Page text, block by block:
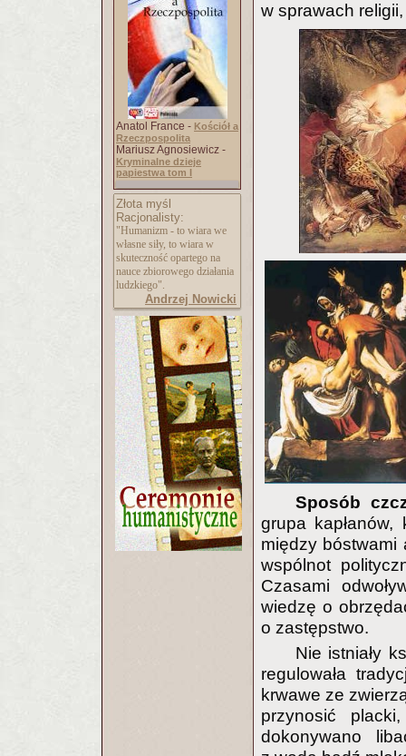
Anatol France - Kościół a
Rzeczpospolita
Mariusz Agnosiewicz -
Kryminalne dzieje
papiestwa tom I
Złota myśl
Racjonalisty:
"Humanizm - to wiara we
własne siły, to wiara w
skuteczność opartego na
nauce zbiorowego działania
ludzkiego".
Andrzej Nowicki
w sprawach
Sposób
grupa kapłanów,
między bóstwami
wspólnot
Czasami
wiedzę o
o zastępstwo.
Nie istniały
regulowała
krwawe ze
przynosić
dokonywano